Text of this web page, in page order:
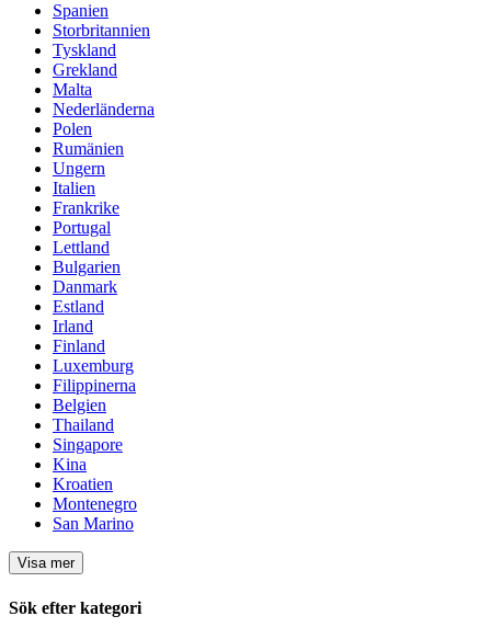
Spanien
Storbritannien
Tyskland
Grekland
Malta
Nederländerna
Polen
Rumänien
Ungern
Italien
Frankrike
Portugal
Lettland
Bulgarien
Danmark
Estland
Irland
Finland
Luxemburg
Filippinerna
Belgien
Thailand
Singapore
Kina
Kroatien
Montenegro
San Marino
Visa mer
Sök efter kategori